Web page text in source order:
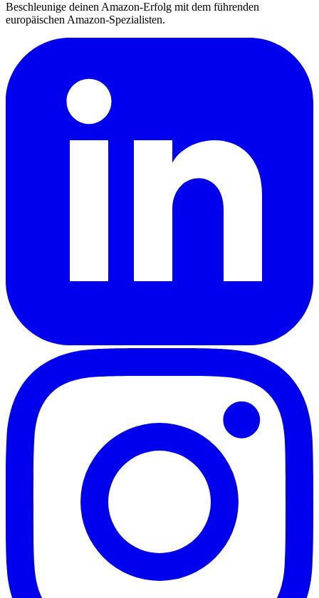
Beschleunige deinen Amazon-Erfolg mit dem führenden
europäischen Amazon-Spezialisten.